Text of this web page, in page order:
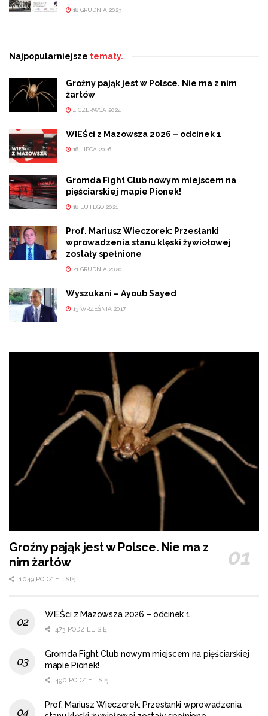
18 GRUDNIA 2023
Najpopularniejsze tematy.
Groźny pająk jest w Polsce. Nie ma z nim
żartów
4 CZERWCA 2024
WIEŚci z Mazowsza 2026 – odcinek 1
16 LIPCA 2026
Gromda Fight Club nowym miejscem na
pięściarskiej mapie Pionek!
18 LUTEGO 2021
Prof. Mariusz Wieczorek: Przesłanki
wprowadzenia stanu klęski żywiołowej
zostały spełnione
21 GRUDNIA 2020
Wyszukani – Ayoub Sayed
13 WRZEŚNIA 2017
Groźny pająk jest w Polsce. Nie ma z
nim żartów
1049 PODZIEL SIĘ
WIEŚci z Mazowsza 2026 – odcinek 1
473 PODZIEL SIĘ
Gromda Fight Club nowym miejscem na pięściarskiej
mapie Pionek!
490 PODZIEL SIĘ
Prof. Mariusz Wieczorek: Przesłanki wprowadzenia